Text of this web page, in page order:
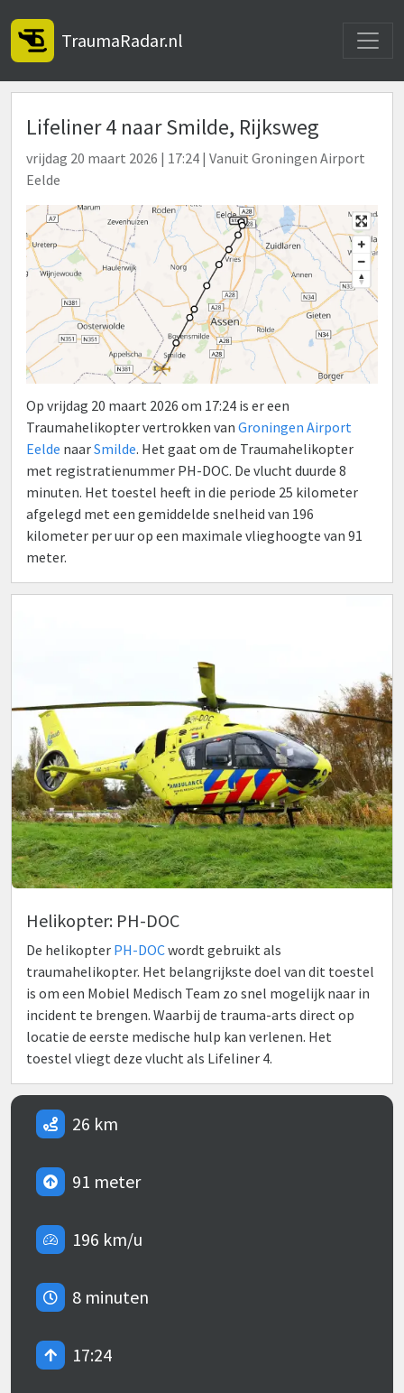
TraumaRadar.nl
Lifeliner 4 naar Smilde, Rijksweg
vrijdag 20 maart 2026 | 17:24 | Vanuit Groningen Airport
Eelde
Op vrijdag 20 maart 2026 om 17:24 is er een
Traumahelikopter vertrokken van Groningen Airport
Eelde naarSmilde. Het gaat om de Traumahelikopter
met registratienummer PH-DOC. De vlucht duurde 8
minuten. Het toestel heeft in die periode 25 kilometer
afgelegd met een gemiddelde snelheid van 196
kilometer per uur op een maximale vlieghoogte van 91
meter.
Helikopter: PH-DOC
De helikopter PH-DOCwordt gebruikt als
traumahelikopter. Het belangrijkste doel van dit toestel
is om een Mobiel Medisch Team zo snel mogelijk naar in
incident te brengen. Waarbij de trauma-arts direct op
locatie de eerste medische hulp kan verlenen. Het
toestel vliegt deze vlucht als Lifeliner 4.
26 km
91 meter
196 km/u
8 minuten
17:24